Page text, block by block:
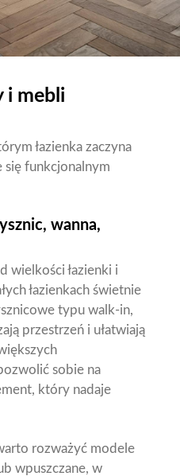
i mebli
łazienka zaczyna
się funkcjonalnym
wanna,
wielkości łazienki i
łazienkach świetnie
typu walk-in,
przestrzeń i ułatwiają
sobie na
który nadaje
rozważyć modele
wpuszczane, w